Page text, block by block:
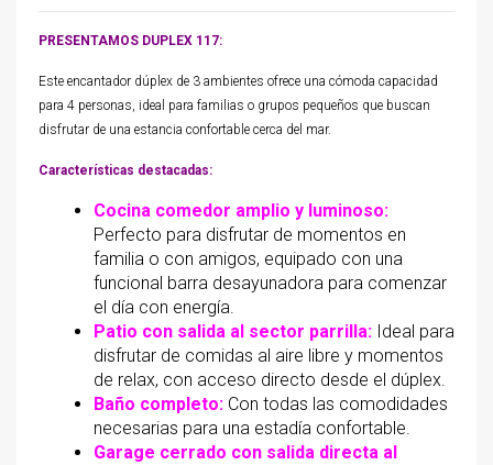
PRESENTAMOS DUPLEX 117:
Este encantador dúplex de 3 ambientes ofrece una cómoda capacidad
para 4 personas, ideal para familias o grupos pequeños que buscan
disfrutar de una estancia confortable cerca del mar.
Características destacadas:
Cocina comedor amplio y luminoso:
Perfecto para disfrutar de momentos en
familia o con amigos, equipado con una
funcional barra desayunadora para comenzar
el día con energía.
Patio con salida al sector parrilla: Ideal para
disfrutar de comidas al aire libre y momentos
de relax, con acceso directo desde el dúplex.
Baño completo: Con todas las comodidades
necesarias para una estadía confortable.
Garage cerrado con salida directa al